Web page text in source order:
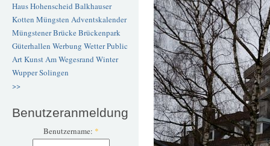
Haus Hohenscheid Balkhauser
Kotten Müngsten Adventskalender
Müngstener BrückeBrückenpark
Güterhallen Werbung WetterPublic
ArtKunstAm Wegesrand Winter
WupperSolingen
>>
Benutzeranmeldung
Benutzername: *